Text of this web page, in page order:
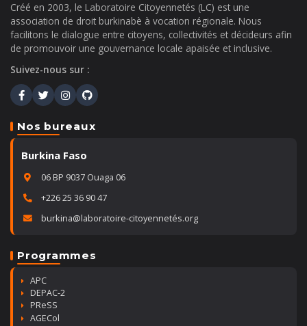
Créé en 2003, le Laboratoire Citoyennetés (LC) est une
association de droit burkinabè à vocation régionale. Nous
facilitons le dialogue entre citoyens, collectivités et décideurs afin
de promouvoir une gouvernance locale apaisée et inclusive.
Suivez-nous sur :
Nos bureaux
Burkina Faso
06 BP 9037 Ouaga 06
+226 25 36 90 47
burkina@laboratoire-citoyennetés.org
Programmes
APC
DEPAC-2
PReSS
AGECol